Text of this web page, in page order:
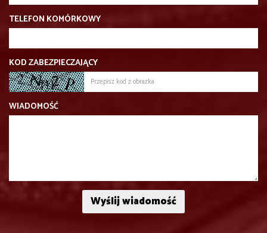
TELEFON KOMÓRKOWY
KOD ZABEZPIECZAJĄCY
WIADOMOŚĆ